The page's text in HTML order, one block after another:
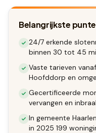
Belangrijkste
24/7 erkende
binnen 30 tot 45
Vaste tarieven
Hoofddorp en
Gecertificeerde
vervangen en
In gemeente
in 2025 199